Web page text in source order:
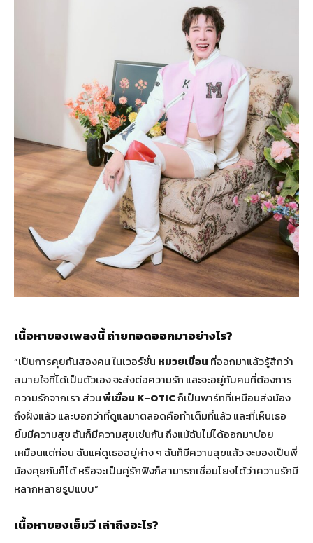
เนื้อหาของเพลงนี้ ถ่ายทอดออกมาอย่างไร?
“เป็นการคุยกันสองคน ในเวอร์ชั่น หมวยเขื่อน ที่ออกมาแล้วรู้สึกว่า
สบายใจที่ได้เป็นตัวเอง จะส่งต่อความรัก และจะอยู่กับคนที่ต้องการ
ความรักจากเรา ส่วนพี่เขื่อน K-OTICก็เป็นพาร์ทที่เหมือนส่งน้อง
ถึงฝั่งแล้ว และบอกว่าที่ดูแลมาตลอดคือทำเต็มที่แล้ว และที่เห็นเธอ
ยิ้มมีความสุข ฉันก็มีความสุขเช่นกัน ถึงแม้ฉันไม่ได้ออกมาบ่อย
เหมือนแต่ก่อน ฉันแค่ดูเธออยู่ห่าง ๆ ฉันก็มีความสุขแล้ว จะมองเป็นพี่
น้องคุยกันก็ได้ หรือจะเป็นคู่รักฟังก็สามารถเชื่อมโยงได้ว่าความรักมี
หลากหลายรูปแบบ”
เนื้อหาของเอ็มวี เล่าถึงอะไร?